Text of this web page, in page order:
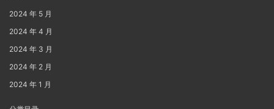
2024 年 5 月
2024 年 4 月
2024 年 3 月
2024 年 2 月
2024 年 1 月